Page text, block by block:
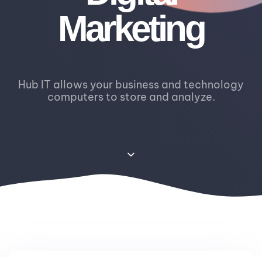
Marketing
Hub IT allows your business and technology
computers to store and analyze.